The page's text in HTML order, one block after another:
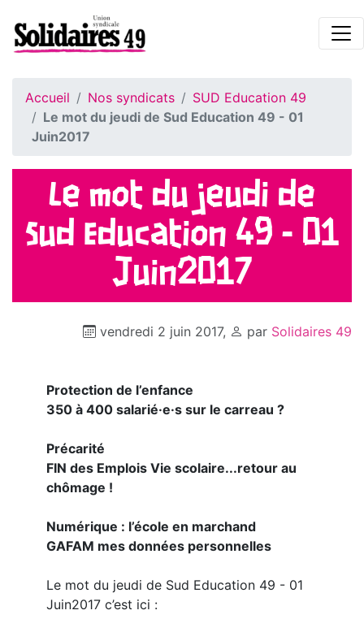
Accueil Nos syndicats
SUD Education 49
Le mot du jeudi de Sud Education 49 - 01
Juin2017
Le mot du jeudi de
Sud Education 49 - 01
Juin2017
vendredi 2 juin 2017, par Solidaires 49
Protection de l’enfance
350 à 400 salarié·e·s sur le carreau ?
Précarité
FIN des Emplois Vie scolaire...retour au
chômage !
Numérique : l’école en marchand
GAFAM mes données personnelles
Le mot du jeudi de Sud Education 49 - 01
Juin2017 c’est ici :